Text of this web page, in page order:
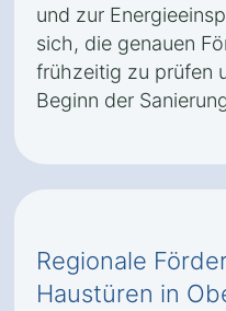
und zur
sich, die genauen
frühzeitig zu prüfen
Beginn der
Regionale
Haustüren in